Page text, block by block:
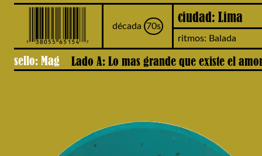
década 70s
ciudad: Lima
ritmos: Balada
sello: Mag Lado A: Lo mas grande que existe el